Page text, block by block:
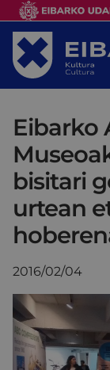
Eibarko
bisitari
urtean
2016/02/04